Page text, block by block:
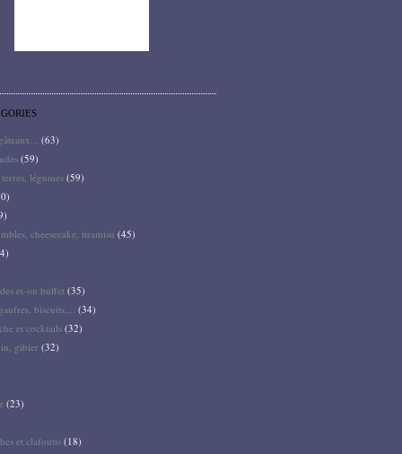
(63)
(59)
légumes (59)
cheesecake, tiramisu (45)
et-ou buffet (35)
biscuits,... (34)
et cocktails (32)
gibier (32)
(23)
et clafoutis (18)